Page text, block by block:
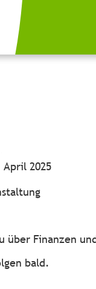
2025
über Finanzen
bald.